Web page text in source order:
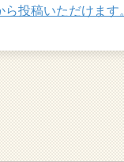
投稿いただけます。